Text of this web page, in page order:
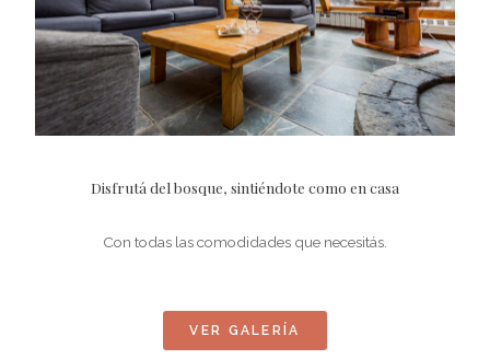
Disfrutá del bosque, sintiéndote como en casa
Con todas las comodidades que necesitás.
VER GALERÍA